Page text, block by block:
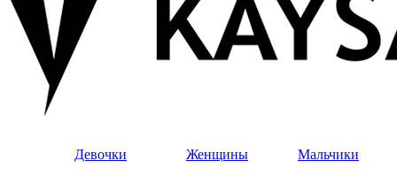
Девочки
Женщины
Мальчики